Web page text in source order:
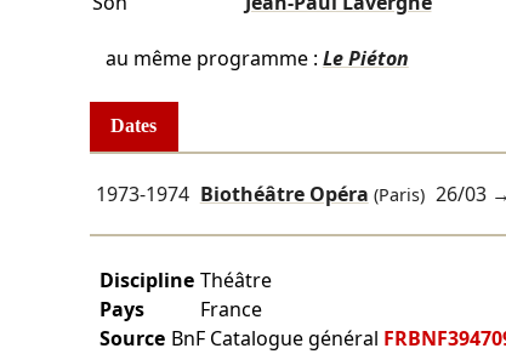
au même programme : Le Piéton
Dates
1973-1974 Biothéâtre Opéra (Paris) 26/03→
Discipline Théâtre
Pays
France
Source BnF Catalogue général